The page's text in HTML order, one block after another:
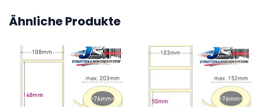
Ähnliche Produkte